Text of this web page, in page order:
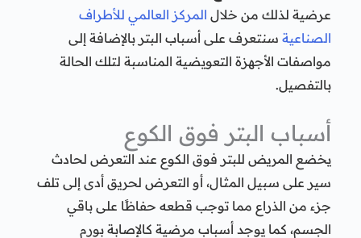
عرضية لذلك من خلال المركز العالمي للأطراف
الصناعيةسنتعرف على أسباب البتر بالإضافة إلى
مواصفات الأجهزة التعويضية المناسبة لتلك الحالة
بالتفصيل.
أسباب البتر فوق الكوع
يخضع المريض للبتر فوق الكوع عند التعرض لحادث
سير على سبيل المثال، أو التعرض لحريق أدى إلى تلف
جزء من الذراع مما توجب قطعه حفاظًا على باقي
الجسم، كما يوجد أسباب مرضية كالإصابة بورم